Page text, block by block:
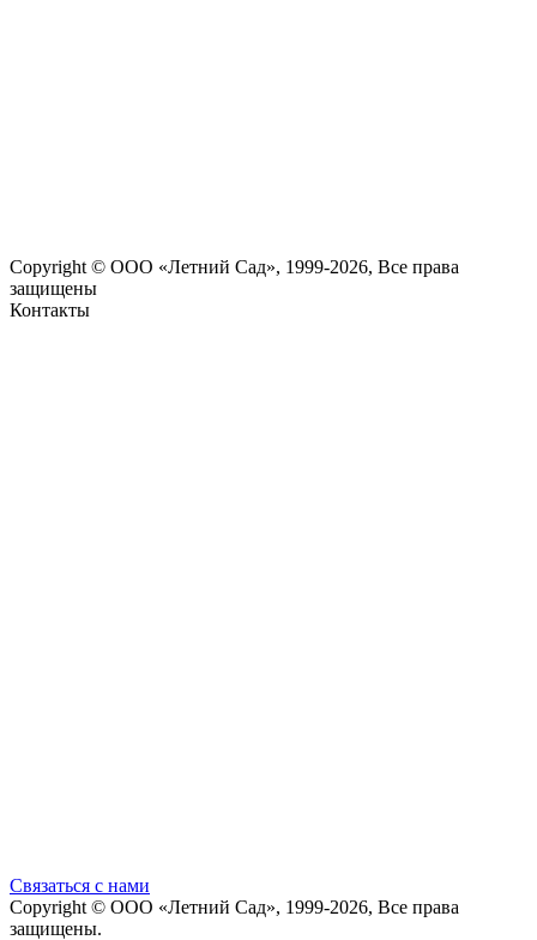
Copyright © ООО «Летний Сад», 1999-2026, Все права
защищены
Контакты
Cвязаться с нами
Copyright © ООО «Летний Сад», 1999-2026, Все права
защищены.